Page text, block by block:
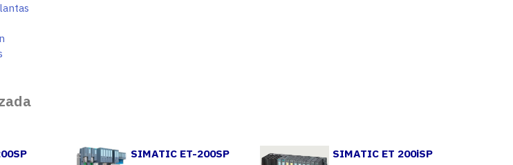
SIMATIC ET-200SP
SIMATIC ET 200iSP